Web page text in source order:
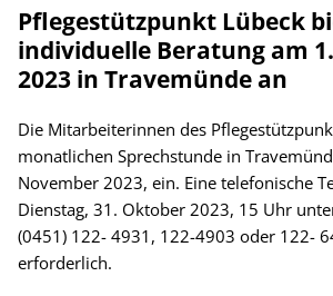
Pflegestützpunkt Lübeck
individuelle Beratung am
2023 in Travemünde an
Die Mitarbeiterinnen des
monatlichen Sprechstunde in
November 2023, ein. Eine telefonische
Dienstag, 31. Oktober 2023, 15 Uhr
(0451) 122- 4931, 122-4903 oder 122-
erforderlich.